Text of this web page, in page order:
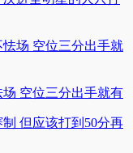
场 空位三分出手就有